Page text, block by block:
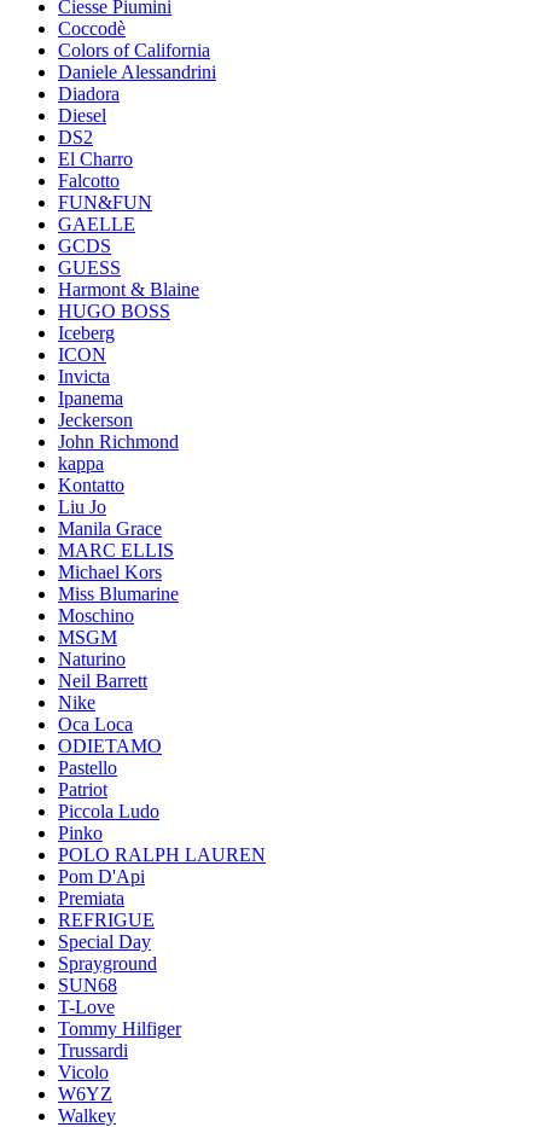
Ciesse Piumini
Coccodè
Colors of California
Daniele Alessandrini
Diadora
Diesel
DS2
El Charro
Falcotto
FUN&FUN
GAELLE
GCDS
GUESS
Harmont & Blaine
HUGO BOSS
Iceberg
ICON
Invicta
Ipanema
Jeckerson
John Richmond
kappa
Kontatto
Liu Jo
Manila Grace
MARC ELLIS
Michael Kors
Miss Blumarine
Moschino
MSGM
Naturino
Neil Barrett
Nike
Oca Loca
ODIETAMO
Pastello
Patriot
Piccola Ludo
Pinko
POLO RALPH LAUREN
Pom D'Api
Premiata
REFRIGUE
Special Day
Sprayground
SUN68
T-Love
Tommy Hilfiger
Trussardi
Vicolo
W6YZ
Walkey